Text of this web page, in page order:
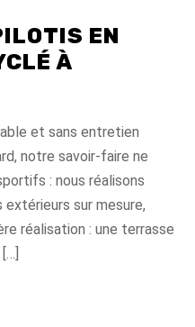
EN
À
et sans entretien
savoir-faire ne
: nous réalisons
sur mesure,
réalisation : une terrasse